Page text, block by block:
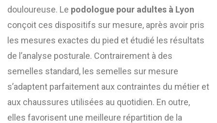
douloureuse. Le podologue pour adultes à Lyon
conçoit ces dispositifs sur mesure, après avoir pris
les mesures exactes du pied et étudié les résultats
de l’analyse posturale. Contrairement à des
semelles standard, les semelles sur mesure
s’adaptent parfaitement aux contraintes du métier et
aux chaussures utilisées au quotidien. En outre,
elles favorisent une meilleure répartition de la